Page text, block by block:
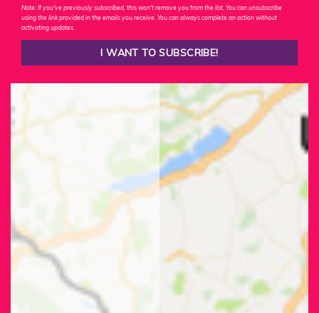
Note: If you've previously subscribed, this won't remove you from the list. You can unsubscribe
using the link provided in the emails you receive. You can always complete an action without
activating updates.